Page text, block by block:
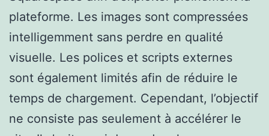
plateforme. Les images sont compressées
intelligemment sans perdre en qualité
visuelle. Les polices et scripts externes
sont également limités afin de réduire le
temps de chargement. Cependant, l’objectif
ne consiste pas seulement à accélérer le